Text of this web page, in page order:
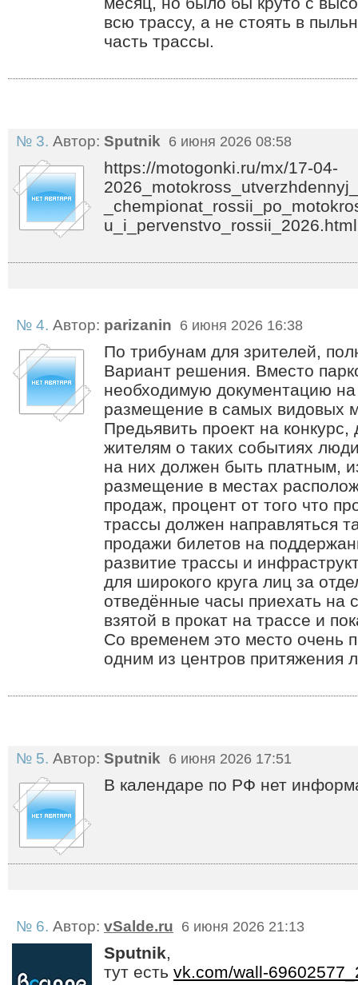
всю трассу, а не стоять в
часть трассы.
№ 3. Автор: Sputnik 6 июня 2026 08:58
https://motogonki.ru/mx/17-04-
u_i_pervenstvo_rossii_2026.html
№ 4. Автор: parizanin 6 июня 2026 16:38
По трибунам для зрителей,
Вариант решения. Вместо
необходимую документацию
размещение в самых видовых
Предьявить проект на
жителям о таких событиях
на них должен быть платным,
размещение в местах
продаж, процент от того что
трассы должен направляться
продажи билетов на
развитие трассы и
для широкого круга лиц за
отведённые часы приехать на
взятой в прокат на трассе и
Со временем это место очень
одним из центров притяжения
№ 5. Автор: Sputnik 6 июня 2026 17:51
В календаре по РФ нет
№ 6. Автор: vSalde.ru 6 июня 2026 21:13
Sputnik
тут есть vk.com/wall-